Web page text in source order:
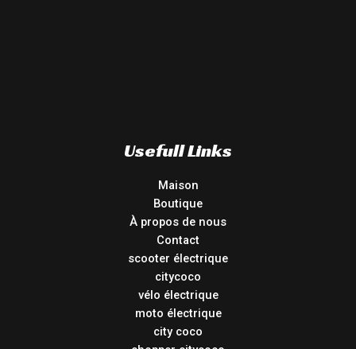
Usefull Links
Maison
Boutique
À propos de nous
Contact
scooter électrique
citycoco
vélo électrique
moto électrique
city coco